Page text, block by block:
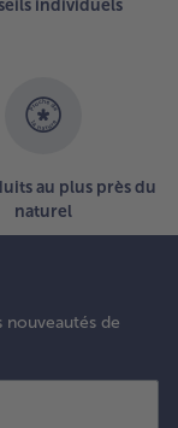
individuels
au plus près du
naturel
de